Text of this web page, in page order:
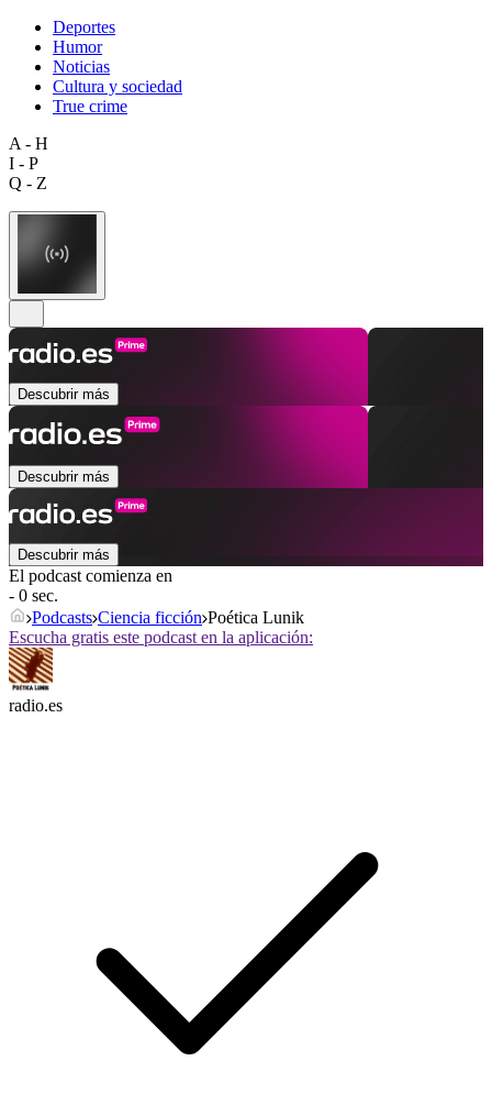
Deportes
Humor
Noticias
Cultura y sociedad
True crime
A - H
I - P
Q - Z
Descubrir más
Descubrir más
Descubrir más
El podcast comienza en
- 0 sec.
Podcasts Ciencia ficción Poética Lunik
Escucha gratis este podcast en la aplicación:
radio.es